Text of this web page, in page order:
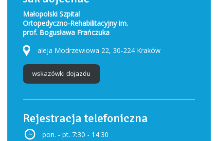
Małopolski Szpital
Ortopedyczno-Rehabilitacyjny im.
prof. Bogusława Frańczuka
aleja Modrzewiowa 22, 30-224 Kraków
wskazówki dojazdu
Rejestracja telefoniczna
pon. - pt. 7:30 - 14:30